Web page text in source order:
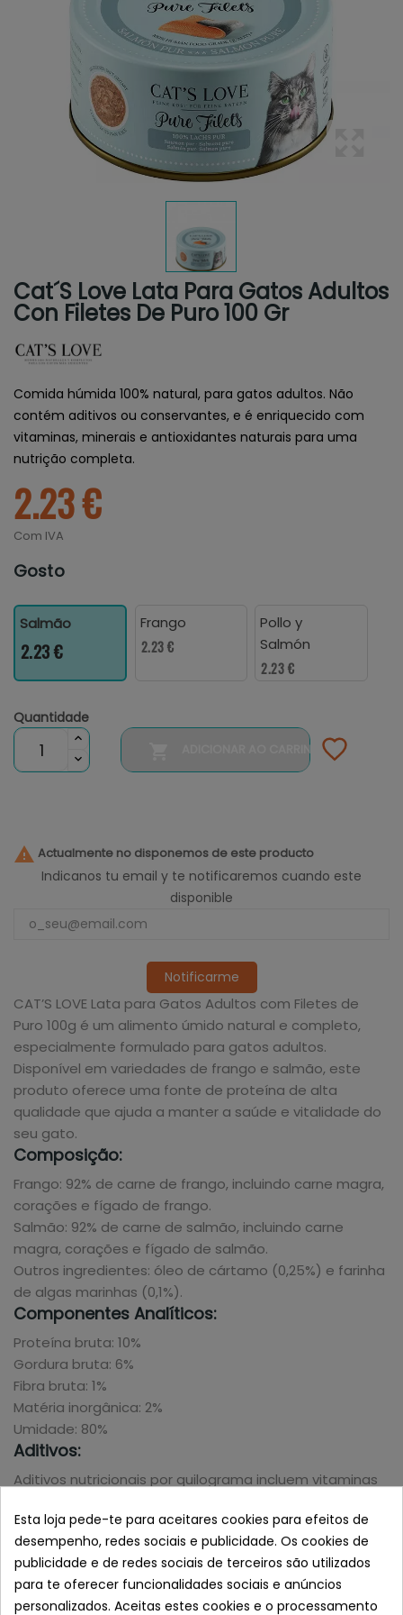
Cat´s Love Lata Para Gatos Adultos
Con Filetes De Puro 100 Gr
Comida húmida 100% natural, para gatos adultos. Não
contém aditivos ou conservantes, e é enriquecido com
vitaminas, minerais e antioxidantes naturais para uma
nutrição completa.
2.23 €
Com IVA
Gosto
Salmão
2.23 €
Frango
2.23 €
Pollo y
Salmón
2.23 €
Quantidade
ADICIONAR AO CARRINHO
 Actualmente no disponemos de este producto
Indicanos tu email y te notificaremos cuando este
disponible
Notificarme
CAT’S LOVE Lata para Gatos Adultos com Filetes de
Puro 100g é um alimento úmido natural e completo,
especialmente formulado para gatos adultos.
Disponível em variedades de frango e salmão, este
produto oferece uma fonte de proteína de alta
qualidade que ajuda a manter a saúde e vitalidade do
seu gato.
Composição:
Frango: 92% de carne de frango, incluindo carne magra,
corações e fígado de frango.
Salmão: 92% de carne de salmão, incluindo carne
magra, corações e fígado de salmão.
Outros ingredientes: óleo de cártamo (0,25%) e farinha
de algas marinhas (0,1%).
Componentes Analíticos:
Proteína bruta: 10%
Gordura bruta: 6%
Fibra bruta: 1%
Matéria inorgânica: 2%
Umidade: 80%
Aditivos:
Aditivos nutricionais por quilograma incluem vitaminas
pantoténico, ácido ascórbico, taurina, iodo, ferro, cobre,
manganês, zinco, selênio e cobalto. Além disso,
contém antioxidantes naturais como extrato de
alecrim.
Instruções De Uso:
Esta loja pede-te para aceitares cookies para efeitos de
desempenho, redes sociais e publicidade. Os cookies de
publicidade e de redes sociais de terceiros são utilizados
para te oferecer funcionalidades sociais e anúncios
personalizados. Aceitas estes cookies e o processamento